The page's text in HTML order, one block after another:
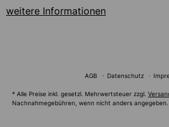
weitere Informationen
AGB Datenschutz
* Alle Preise inkl. gesetzl. Mehrwertsteuer zzgl.
Nachnahmegebühren, wenn nicht anders angegeben.